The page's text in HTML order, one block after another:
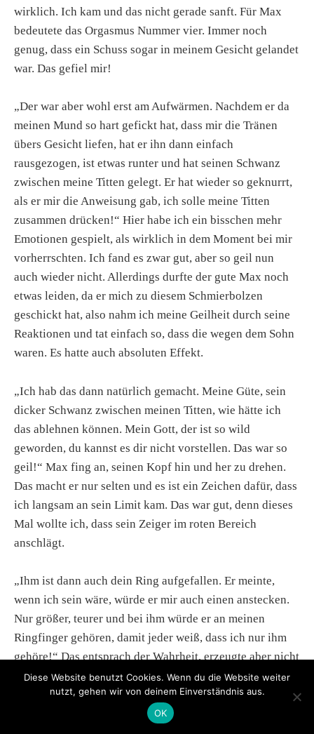
wirklich. Ich kam und das nicht gerade sanft. Für Max
bedeutete das Orgasmus Nummer vier. Immer noch
genug, dass ein Schuss sogar in meinem Gesicht gelandet
war. Das gefiel mir!
„Der war aber wohl erst am Aufwärmen. Nachdem er da
meinen Mund so hart gefickt hat, dass mir die Tränen
übers Gesicht liefen, hat er ihn dann einfach
rausgezogen, ist etwas runter und hat seinen Schwanz
zwischen meine Titten gelegt. Er hat wieder so geknurrt,
als er mir die Anweisung gab, ich solle meine Titten
zusammen drücken!“ Hier habe ich ein bisschen mehr
Emotionen gespielt, als wirklich in dem Moment bei mir
vorherrschten. Ich fand es zwar gut, aber so geil nun
auch wieder nicht. Allerdings durfte der gute Max noch
etwas leiden, da er mich zu diesem Schmierbolzen
geschickt hat, also nahm ich meine Geilheit durch seine
Reaktionen und tat einfach so, dass die wegen dem Sohn
waren. Es hatte auch absoluten Effekt.
„Ich hab das dann natürlich gemacht. Meine Güte, sein
dicker Schwanz zwischen meinen Titten, wie hätte ich
das ablehnen können. Mein Gott, der ist so wild
geworden, du kannst es dir nicht vorstellen. Das war so
geil!“ Max fing an, seinen Kopf hin und her zu drehen.
Das macht er nur selten und es ist ein Zeichen dafür, dass
ich langsam an sein Limit kam. Das war gut, denn dieses
Mal wollte ich, dass sein Zeiger im roten Bereich
anschlägt.
„Ihm ist dann auch dein Ring aufgefallen. Er meinte,
wenn ich sein wäre, würde er mir auch einen anstecken.
Nur größer, teurer und bei ihm würde er an meinen
Ringfinger gehören, damit jeder weiß, dass ich nur ihm
gehöre!“ Das entsprach der Wahrheit, erzeugte aber nicht
die gewünschte Steigerung von Max’ Ekstase. Er schaute
mich an, sein Zucken wurde spürbar weniger und ich
wusste genau, was ihm im Kopf herumging.
Diese Website benutzt Cookies. Wenn du die Website weiter
nutzt, gehen wir von deinem Einverständnis aus.
OK